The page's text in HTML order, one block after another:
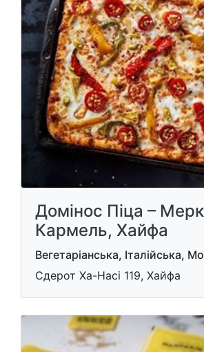
Домінос Піца –
Кармель, Хайфа
Вегетаріанська, Італійська,
Сдерот Ха-Насі 119, Хайфа